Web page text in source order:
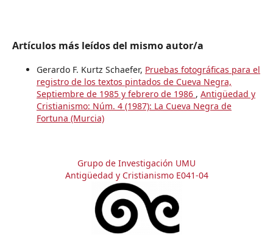
Artículos más leídos del mismo autor/a
Gerardo F. Kurtz Schaefer, Pruebas fotográficas para el
registro de los textos pintados de Cueva Negra,
Septiembre de 1985 y febrero de 1986 , Antigüedad y
Cristianismo: Núm. 4 (1987): La Cueva Negra de
Fortuna (Murcia)
Grupo de Investigación UMU
Antigüedad y Cristianismo E041-04